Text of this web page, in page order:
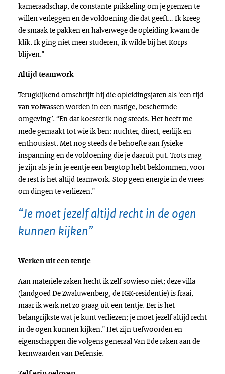
kameraadschap, de constante prikkeling om je grenzen te
willen verleggen en de voldoening die dat geeft… Ik kreeg
de smaak te pakken en halverwege de opleiding kwam de
klik. Ik ging niet meer studeren, ik wilde bij het Korps
blijven.”
Altijd teamwork
Terugkijkend omschrijft hij die opleidingsjaren als ‘een tijd
van volwassen worden in een rustige, beschermde
omgeving’. “En dat koester ik nog steeds. Het heeft me
mede gemaakt tot wie ik ben: nuchter, direct, eerlijk en
enthousiast. Met nog steeds de behoefte aan fysieke
inspanning en de voldoening die je daaruit put. Trots mag
je zijn als je in je eentje een bergtop hebt beklommen, voor
de rest is het altijd teamwork. Stop geen energie in de vrees
om dingen te verliezen.”
“Je moet jezelf altijd recht in de ogen
kunnen kijken”
Werken uit een tentje
Aan materiële zaken hecht ik zelf sowieso niet; deze villa
(landgoed De Zwaluwenberg, de IGK-residentie) is fraai,
maar ik werk net zo graag uit een tentje. Eer is het
belangrijkste wat je kunt verliezen; je moet jezelf altijd recht
in de ogen kunnen kijken.” Het zijn trefwoorden en
eigenschappen die volgens generaal Van Ede raken aan de
kernwaarden van Defensie.